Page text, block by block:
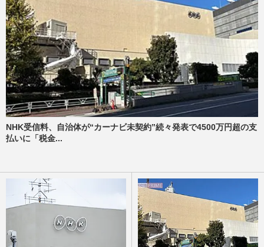
NHK受信料、自治体が“カーナビ未契約”続々発表で4500万円超の支
払いに「税金...